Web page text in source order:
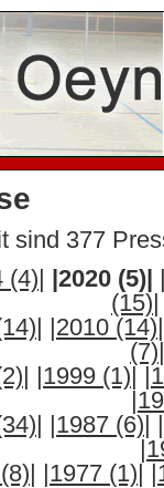
sind 377
(4)| |2020 (5)|
(15)|
|2010 (14)|
(7)|
|1999 (1)|
|1987 (6)|
|1977 (1)|